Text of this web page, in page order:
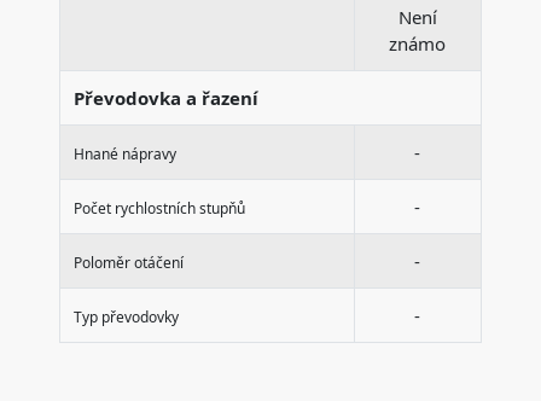
Není
známo
Převodovka a řazení
Hnané nápravy -
Počet rychlostních stupňů -
Poloměr otáčení -
Typ převodovky -